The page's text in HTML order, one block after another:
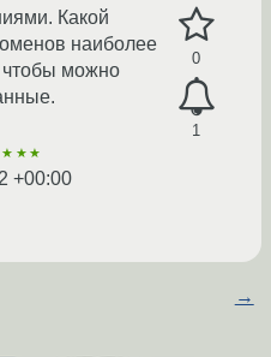
0
1
Какой
наиболее
можно
+00:00
→